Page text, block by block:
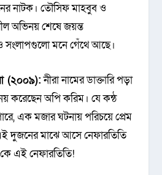
নাটক। তৌসিফ মাহবুব ও
অভিনয় শেষে জয়ন্ত
সংলাপগুলো মনে গেঁথে আছে।
(২০০৯):নীরা নামের ডাক্তারি পড়া
করেছেন অপি করিম। যে কন্ঠ
এক মজার ঘটনায় পরিচয়ে প্রেম
দুজনের মাঝে আসে নেফারতিতি
এই নেফারতিতি!